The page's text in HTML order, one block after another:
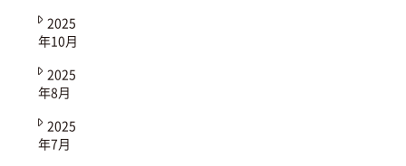
2025
年10月
2025
年8月
2025
年7月